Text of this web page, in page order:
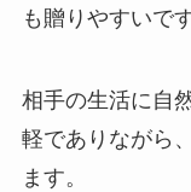
も贈りやすいです
相手の生活に自
軽でありながら
ます。